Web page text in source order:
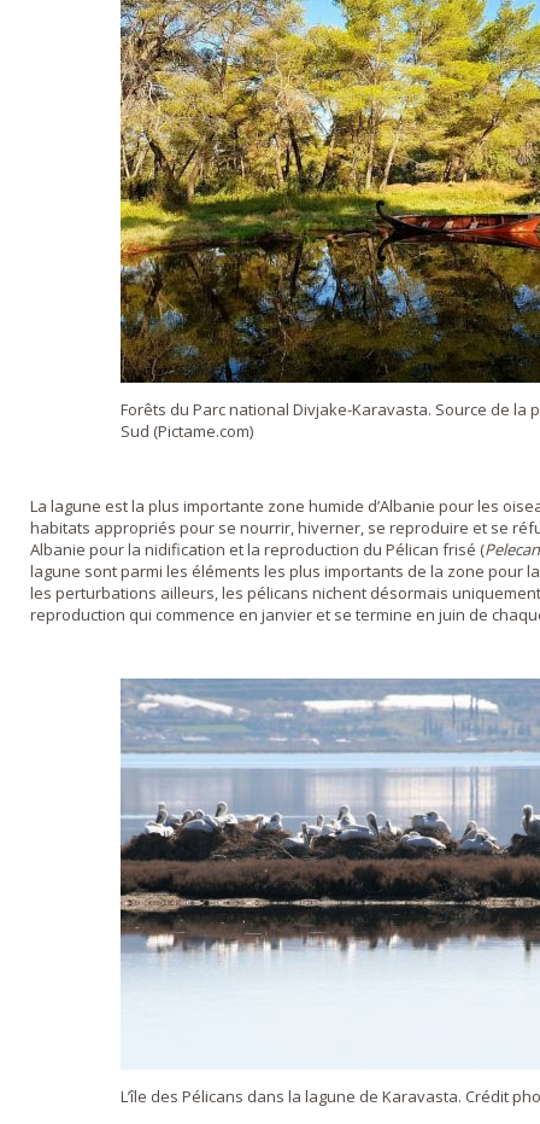
Forêts du Parc national Divjake-Karavasta. Source de la
Sud (Pictame.com)
La lagune est la plus importante zone humide d’Albanie pour les
habitats appropriés pour se nourrir, hiverner, se reproduire et se
Albanie pour la nidification et la reproduction du Pélican frisé (
lagune sont parmi les éléments les plus importants de la zone pour
les perturbations ailleurs, les pélicans nichent désormais
reproduction qui commence en janvier et se termine en juin de
L’île des Pélicans dans la lagune de Karavasta. Crédit